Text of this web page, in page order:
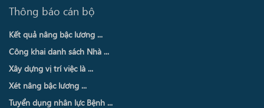
Thông báo cán bộ
Kết quả nâng bậc lương ...
Công khai danh sách Nhà ...
Xây dựng vị trí việc là ...
Xét nâng bậc lương ...
Tuyển dụng nhân lực Bệnh ...